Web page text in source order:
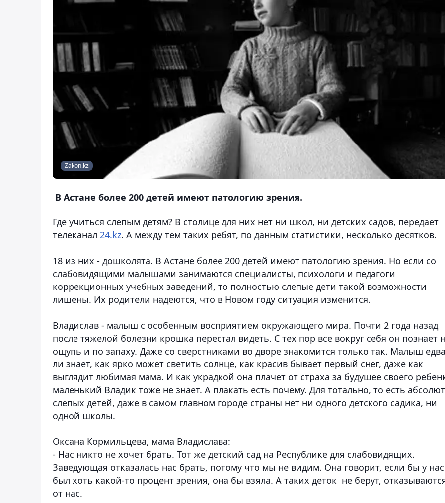
Zakon.kz
В Астане более 200 детей имеют патологию зрения.
Где учиться слепым детям? В столице для них нет ни школ, ни детских садов, передает
телеканал 24.kz. А между тем таких ребят, по данным статистики, несколько десятков.
18 из них - дошколята. В Астане более 200 детей имеют патологию зрения. Но если со
слабовидящими малышами занимаются специалисты, психологи и педагоги
коррекционных учебных заведений, то полностью слепые дети такой возможности
лишены. Их родители надеются, что в Новом году ситуация изменится.
Владислав - малыш с особенным восприятием окружающего мира. Почти 2 года назад
после тяжелой болезни крошка перестал видеть. С тех пор все вокруг себя он познает
ощупь и по запаху. Даже со сверстниками во дворе знакомится только так. Малыш едва
ли знает, как ярко может светить солнце, как красив бывает первый снег, даже как
выглядит любимая мама. И как украдкой она плачет от страха за будущее своего
маленький Владик тоже не знает. А плакать есть почему. Для тотально, то есть
слепых детей, даже в самом главном городе страны нет ни одного детского садика, ни
одной школы.
Оксана Кормильцева, мама Владислава:
- Нас никто не хочет брать. Тот же детский сад на Республике для слабовидящих.
Заведующая отказалась нас брать, потому что мы не видим. Она говорит, если бы у нас
был хоть какой-то процент зрения, она бы взяла. А таких деток не берут,
от нас.